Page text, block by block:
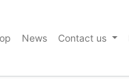
News Contact us